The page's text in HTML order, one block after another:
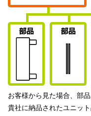
お客様から見た場合、部
貴社に納品されたユニッ